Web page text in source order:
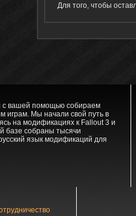
Для того, чтобы
с вашей помощью собираем
играм. Мы начали свой путь в
на модификациях к Fallout 3 и
базе собраны тысячи
язык модификаций для